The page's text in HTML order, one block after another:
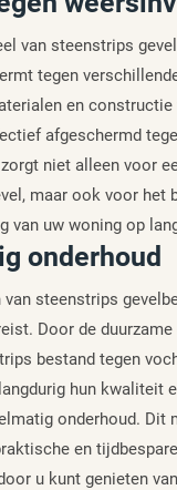
van steenstrips
tegen
en
afgeschermd
niet alleen voor
maar ook voor het
van uw woning op
onderhoud
van steenstrips
Door de
bestand tegen
hun kwaliteit
onderhoud. Dit
en
u kunt genieten